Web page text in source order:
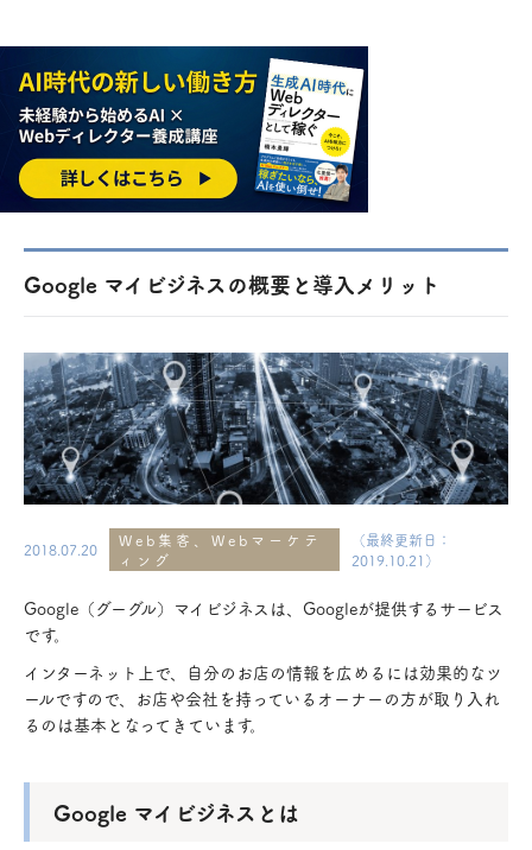
Google マイビジネスの概要と導入メリット
2018.07.20
Web集客、Webマーケテ
ィング
（最終更新日：
2019.10.21）
Google（グーグル）マイビジネスは、Googleが提供するサービス
です。
インターネット上で、自分のお店の情報を広めるには効果的なツ
ールですので、お店や会社を持っているオーナーの方が取り入れ
るのは基本となってきています。
Google マイビジネスとは